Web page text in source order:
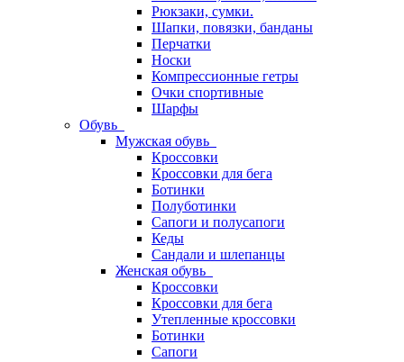
Рюкзаки, сумки.
Шапки, повязки, банданы
Перчатки
Носки
Компрессионные гетры
Очки спортивные
Шарфы
Обувь
Мужская обувь
Кроссовки
Кроссовки для бега
Ботинки
Полуботинки
Сапоги и полусапоги
Кеды
Сандали и шлепанцы
Женская обувь
Кроссовки
Кроссовки для бега
Утепленные кроссовки
Ботинки
Сапоги